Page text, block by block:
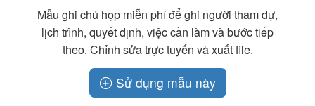
Mẫu ghi chú họp miễn phí để ghi người tham dự,
lịch trình, quyết định, việc cần làm và bước tiếp
theo. Chỉnh sửa trực tuyến và xuất file.
Sử dụng mẫu này